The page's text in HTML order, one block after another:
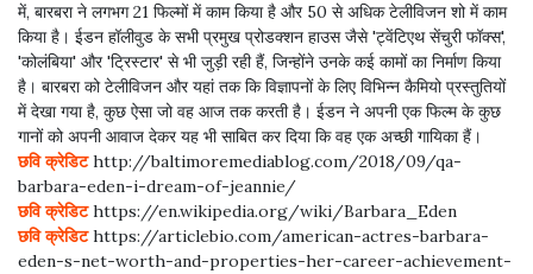
में, बारबरा ने लगभग 21 फिल्मों में काम किया है और 50 से अधिक टेलीविजन शो में काम
किया है। ईडन हॉलीवुड के सभी प्रमुख प्रोडक्शन हाउस जैसे 'ट्वेंटिएथ सेंचुरी फॉक्स',
'कोलंबिया' और 'ट्रिस्टार' से भी जुड़ी रही हैं, जिन्होंने उनके कई कामों का निर्माण किया
है। बारबरा को टेलीविजन और यहां तक ​​कि विज्ञापनों के लिए विभिन्न कैमियो प्रस्तुतियों
में देखा गया है, कुछ ऐसा जो वह आज तक करती है। ईडन ने अपनी एक फिल्म के कुछ
गानों को अपनी आवाज देकर यह भी साबित कर दिया कि वह एक अच्छी गायिका हैं।
छवि क्रेडिटhttp://baltimoremediablog.com/2018/09/qa-
barbara-eden-i-dream-of-jeannie/
छवि क्रेडिटhttps://en.wikipedia.org/wiki/Barbara_Eden
छवि क्रेडिटhttps://articlebio.com/american-actres-barbara-
eden-s-net-worth-and-properties-her-career-achievement-